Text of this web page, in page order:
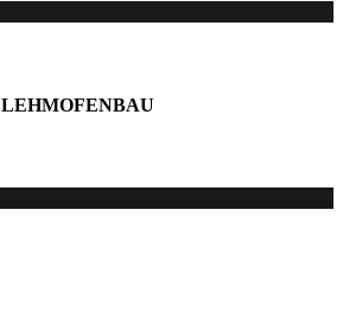
LEHMOFENBAU